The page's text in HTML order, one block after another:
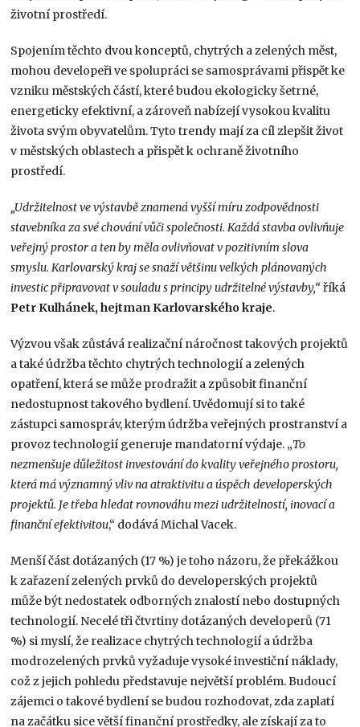
životní prostředí.
Spojením těchto dvou konceptů, chytrých a zelených měst,
mohou developeři ve spolupráci se samosprávami přispět ke
vzniku městských částí, které budou ekologicky šetrné,
energeticky efektivní, a zároveň nabízejí vysokou kvalitu
života svým obyvatelům. Tyto trendy mají za cíl zlepšit život
v městských oblastech a přispět k ochraně životního
prostředí.
„Udržitelnost ve výstavbě znamená vyšší míru zodpovědnosti
stavebníka za své chování vůči společnosti. Každá stavba ovlivňuje
veřejný prostor a ten by měla ovlivňovat v pozitivním slova
smyslu. Karlovarský kraj se snaží většinu velkých plánovaných
investic připravovat v souladu s principy udržitelné výstavby,“říká
Petr Kulhánek, hejtman Karlovarského kraje.
Výzvou však zůstává realizační náročnost takových projektů
a také údržba těchto chytrých technologií a zelených
opatření, která se může prodražit a způsobit finanční
nedostupnost takového bydlení. Uvědomují si to také
zástupci samospráv, kterým údržba veřejných prostranství a
provoz technologií generuje mandatorní výdaje. „To
nezmenšuje důležitost investování do kvality veřejného prostoru,
která má významný vliv na atraktivitu a úspěch developerských
projektů. Je třeba hledat rovnováhu mezi udržitelností, inovací a
finanční efektivitou,“ dodává Michal Vacek.
Menší část dotázaných (17 %) je toho názoru, že překážkou
k zařazení zelených prvků do developerských projektů
může být nedostatek odborných znalostí nebo dostupných
technologií. Necelé tři čtvrtiny dotázaných developerů (71
%) si myslí, že realizace chytrých technologií a údržba
modrozelených prvků vyžaduje vysoké investiční náklady,
což z jejich pohledu představuje největší problém. Budoucí
zájemci o takové bydlení se budou rozhodovat, zda zaplatí
na začátku sice větší finanční prostředky, ale získají za to